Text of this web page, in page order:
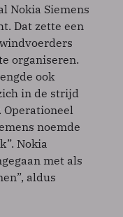
Nokia Siemens
Dat zette een
organiseren.
ook
in de strijd
Operationeel
noemde
Nokia
met als
aldus